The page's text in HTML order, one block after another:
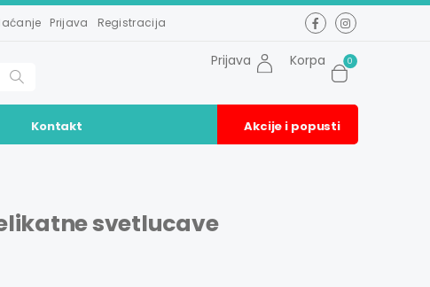
Prijava Registracija
Prijava Korpa 0
Kontakt Akcije i popusti
svetlucave